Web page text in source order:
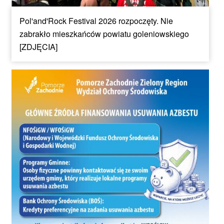
Pol'and'Rock Festival 2026 rozpoczęty. Nie
zabrakło mieszkańców powiatu goleniowskiego
[ZDJĘCIA]